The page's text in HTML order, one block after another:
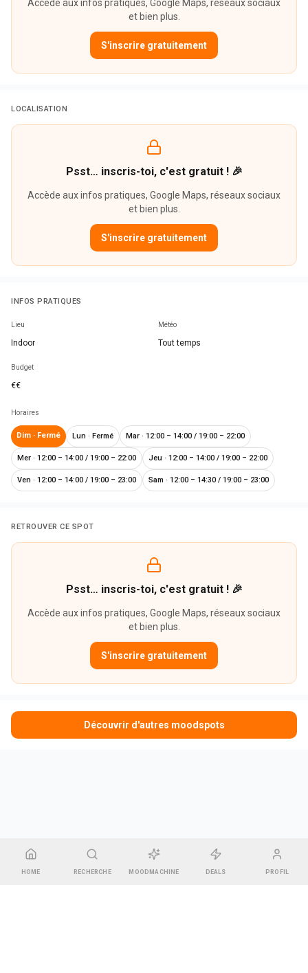
HOME RECHERCHE MOODMACHINE DEALS PROFIL
Accède aux infos pratiques, Google Maps, réseaux sociaux
et bien plus.
S'inscrire gratuitement
LOCALISATION
Psst… inscris-toi, c'est gratuit ! 🎉
Accède aux infos pratiques, Google Maps, réseaux sociaux
et bien plus.
S'inscrire gratuitement
INFOS PRATIQUES
Lieu
Indoor
Météo
Tout temps
Budget
€€
Horaires
Dim · Fermé Lun · Fermé Mar · 12:00 – 14:00 / 19:00 – 22:00
Mer · 12:00 – 14:00 / 19:00 – 22:00 Jeu · 12:00 – 14:00 / 19:00 – 22:00
Ven · 12:00 – 14:00 / 19:00 – 23:00 Sam · 12:00 – 14:30 / 19:00 – 23:00
RETROUVER CE SPOT
Psst… inscris-toi, c'est gratuit ! 🎉
Accède aux infos pratiques, Google Maps, réseaux sociaux
et bien plus.
S'inscrire gratuitement
Découvrir d'autres moodspots